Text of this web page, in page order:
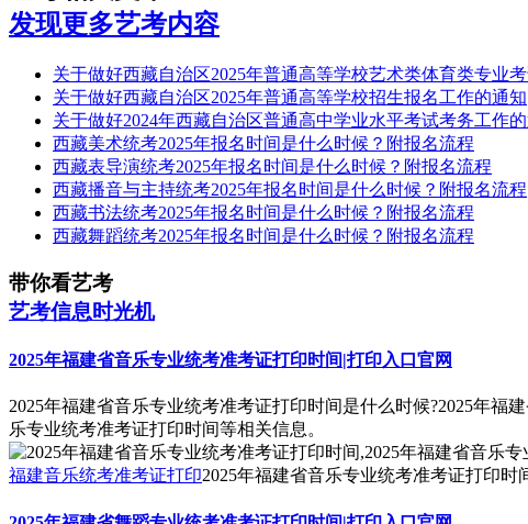
发现更多艺考内容
关于做好西藏自治区2025年普通高等学校艺术类体育类专业
关于做好西藏自治区2025年普通高等学校招生报名工作的通知
关于做好2024年西藏自治区普通高中学业水平考试考务工作
西藏美术统考2025年报名时间是什么时候？附报名流程
西藏表导演统考2025年报名时间是什么时候？附报名流程
西藏播音与主持统考2025年报名时间是什么时候？附报名流程
西藏书法统考2025年报名时间是什么时候？附报名流程
西藏舞蹈统考2025年报名时间是什么时候？附报名流程
带你看艺考
艺考信息时光机
2025年福建省音乐专业统考准考证打印时间|打印入口官网
2025年福建省音乐专业统考准考证打印时间是什么时候?2025年福
乐专业统考准考证打印时间等相关信息。
福建音乐统考准考证打印2025年福建省音乐专业统考准考证打印时